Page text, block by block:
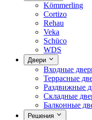
Kömmerling
Cortizo
Rehau
Veka
Schüco
WDS
Двери
Входные
Террасные
Раздвижные
Складные
Балконные
Решения